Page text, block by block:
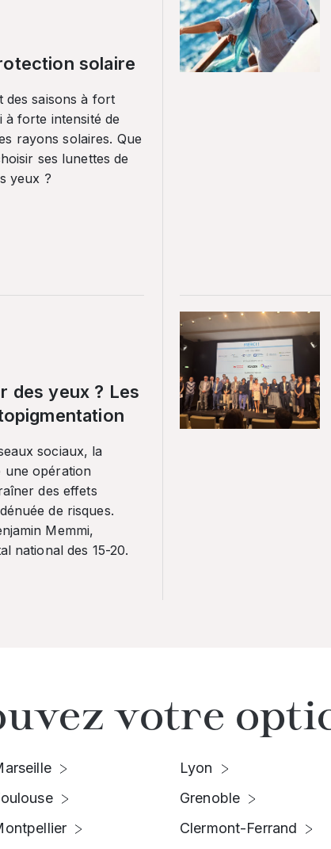
solaire
des saisons à fort
à forte intensité de
rayons solaires. Que
ses lunettes de
yeux ?
des yeux ? Les
sociaux, la
une opération
des effets
de risques.
Memmi,
national des 15-20.
votre
Lyon
Grenoble
Clermont-Ferrand